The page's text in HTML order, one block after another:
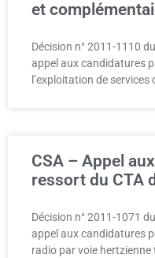
et
Décision n° 2011-1110
appel aux candidatures
l’exploitation de
CSA – Appel
ressort du CTA
Décision n° 2011-1071
appel aux candidatures
radio par voie